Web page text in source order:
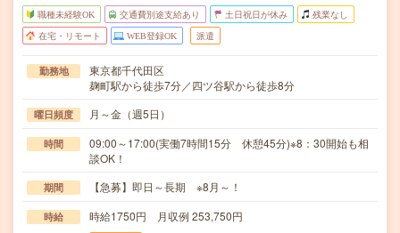
職種未経験OK 交通費別途支給あり 土日祝日が休み 残業なし
在宅・リモート WEB登録OK 派遣
勤務地
東京都千代田区
麹町駅から徒歩7分／四ツ谷駅から徒歩8分
曜日頻度 月～金（週5日）
時間
09:00～17:00(実働7時間15分 休憩45分)※8：30開始も相
談OK！
期間 【急募】即日～長期 ※8月～！
時給 時給1750円 月収例 253,750円